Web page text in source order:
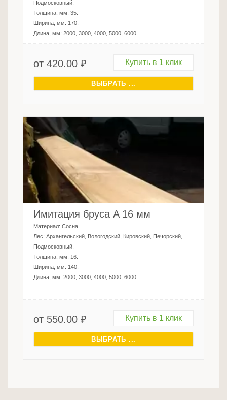
Подмосковный.
Толщина, мм: 35.
Ширина, мм: 170.
Длина, мм: 2000, 3000, 4000, 5000, 6000.
от 420.00 ₽ Купить в 1 клик
ВЫБРАТЬ ...
Имитация бруса A 16 мм
Материал: Сосна.
Лес: Архангельский, Вологодский, Кировский, Печорский,
Подмосковный.
Толщина, мм: 16.
Ширина, мм: 140.
Длина, мм: 2000, 3000, 4000, 5000, 6000.
от 550.00 ₽ Купить в 1 клик
ВЫБРАТЬ ...